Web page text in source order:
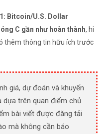
Bitcoin/U.S. Dollar
C gần như hoàn thành, hi
thêm thông tin hữu ích trước
giá, dự đoán và khuyến
trên quan điểm chủ
bài viết được đăng tải
mà không cần báo